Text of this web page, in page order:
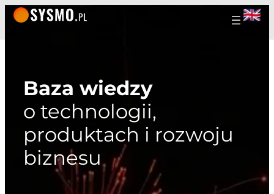
Baza wiedzy
o technologii,
produktach i rozwoju
biznesu